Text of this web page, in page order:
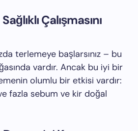
Çalışmasını
terlemeye başlarsınız – bu
vardır. Ancak bu iyi bir
olumlu bir etkisi vardır:
fazla sebum ve kir doğal